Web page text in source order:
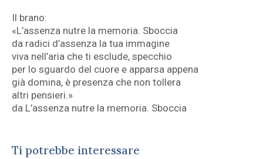
Il brano:
«L’assenza nutre la memoria. Sboccia
da radici d’assenza la tua immagine
viva nell’aria che ti esclude, specchio
per lo sguardo del cuore e apparsa appena
già domina, è presenza che non tollera
altri pensieri.»
da L’assenza nutre la memoria. Sboccia
Ti potrebbe interessare